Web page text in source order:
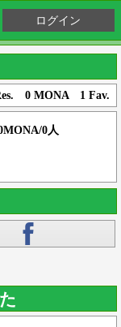
ログイン
0 MONA 1 Fav.
0人